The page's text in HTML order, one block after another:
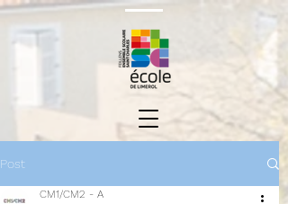
Post
CM1/CM2 - A